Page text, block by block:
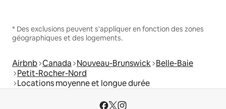
* Des exclusions peuvent s'appliquer en fonction des zones
géographiques et des logements.
Airbnb Canada Nouveau-Brunswick Belle-Baie
Petit-Rocher-Nord
Locations moyenne et longue durée